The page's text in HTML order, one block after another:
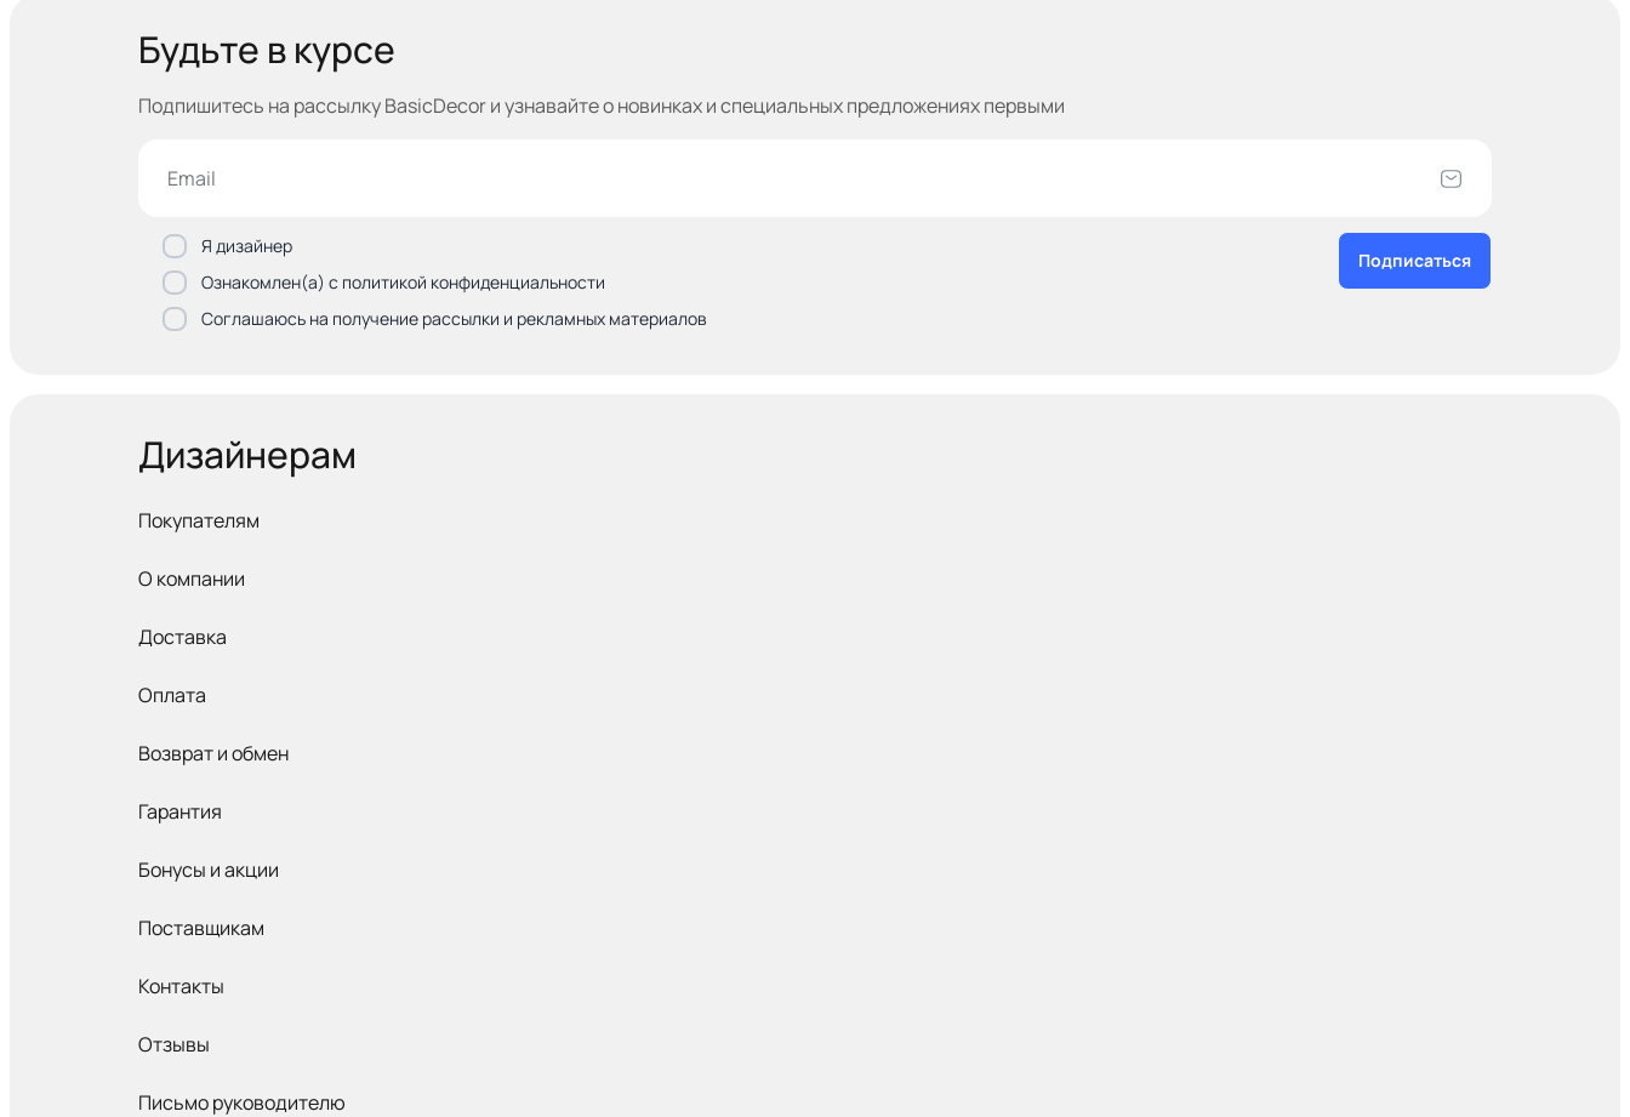
Будьте в курсе
Подпишитесь на рассылку BasicDecor и узнавайтео новинках и специальных предложениях первыми
Я дизайнер
Ознакомлен(а) с политикой конфиденциальности
Соглашаюсь на получение рассылки и рекламных материалов
Подписаться
Дизайнерам
Покупателям
О компании
Доставка
Оплата
Возврат и обмен
Гарантия
Бонусы и акции
Поставщикам
Контакты
Отзывы
Письмо руководителю